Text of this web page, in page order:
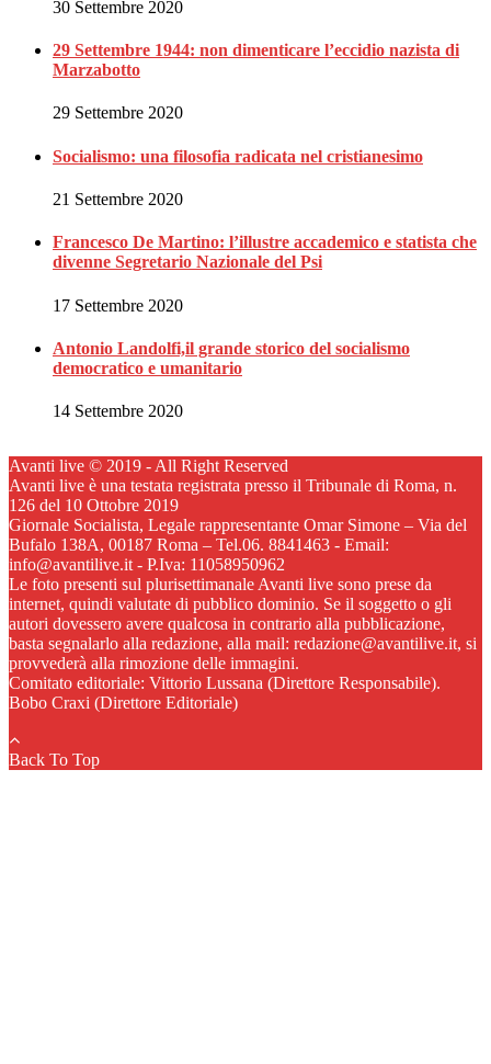
30 Settembre 2020
29 Settembre 1944: non dimenticare l’eccidio nazista di
Marzabotto
29 Settembre 2020
Socialismo: una filosofia radicata nel cristianesimo
21 Settembre 2020
Francesco De Martino: l’illustre accademico e statista che
divenne Segretario Nazionale del Psi
17 Settembre 2020
Antonio Landolfi,il grande storico del socialismo
democratico e umanitario
14 Settembre 2020
Avanti live © 2019 - All Right Reserved
Avanti live è una testata registrata presso il Tribunale di Roma, n.
126 del 10 Ottobre 2019
Giornale Socialista, Legale rappresentante Omar Simone – Via del
Bufalo 138A, 00187 Roma – Tel.06. 8841463 - Email:
info@avantilive.it - P.Iva: 11058950962
Le foto presenti sul plurisettimanale Avanti live sono prese da
internet, quindi valutate di pubblico dominio. Se il soggetto o gli
autori dovessero avere qualcosa in contrario alla pubblicazione,
basta segnalarlo alla redazione, alla mail: redazione@avantilive.it, si
provvederà alla rimozione delle immagini.
Comitato editoriale: Vittorio Lussana (Direttore Responsabile).
Bobo Craxi (Direttore Editoriale)
Back To Top